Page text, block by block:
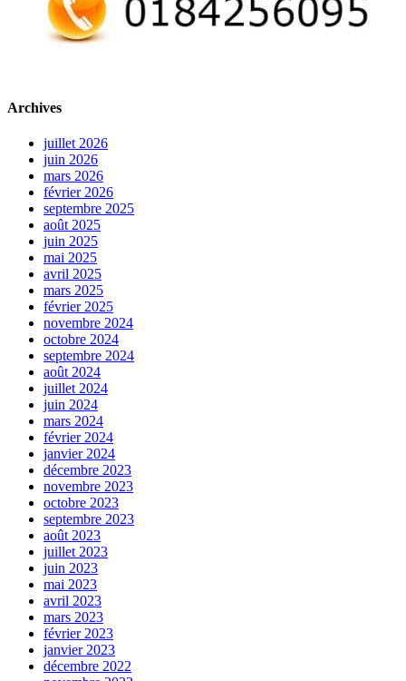
Archives
juillet 2026
juin 2026
mars 2026
février 2026
septembre 2025
août 2025
juin 2025
mai 2025
avril 2025
mars 2025
février 2025
novembre 2024
octobre 2024
septembre 2024
août 2024
juillet 2024
juin 2024
mars 2024
février 2024
janvier 2024
décembre 2023
novembre 2023
octobre 2023
septembre 2023
août 2023
juillet 2023
juin 2023
mai 2023
avril 2023
mars 2023
février 2023
janvier 2023
décembre 2022